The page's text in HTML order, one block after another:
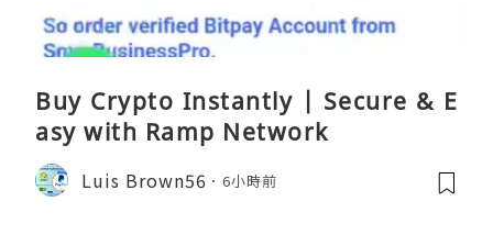
Buy Crypto Instantly | Secure & E
asy with Ramp Network
Luis Brown56 6小時前